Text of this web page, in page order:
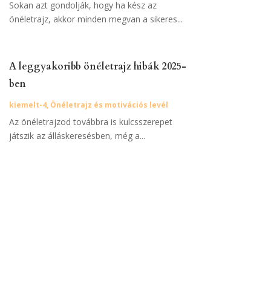
Sokan azt gondolják, hogy ha kész az
önéletrajz, akkor minden megvan a sikeres...
A leggyakoribb önéletrajz hibák 2025-
ben
kiemelt-4, Önéletrajz és motivációs levél
Az önéletrajzod továbbra is kulcsszerepet
játszik az álláskeresésben, még a...